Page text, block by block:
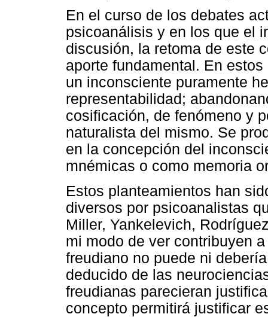
En el curso de los debates
psicoanálisis y en los que el
discusión, la retoma de este
aporte fundamental. En
un inconsciente puramente
representabilidad;
cosificación, de fenómeno y
naturalista del mismo. Se
en la concepción del
mnémicas o como memoria
Estos planteamientos han
diversos por psicoanalistas
Miller, Yankelevich,
mi modo de ver contribuyen
freudiano no puede ni
deducido de las
freudianas parecieran
concepto permitirá justificar